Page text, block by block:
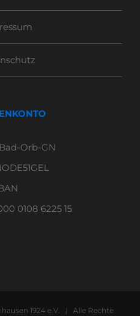
Orb-GN
0108 6225 15
1924 e.V. | Alle Rechte